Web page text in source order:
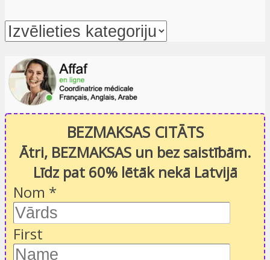
BEZMAKSAS CITĀTS
Ātri, BEZMAKSAS un bez saistībām.
Līdz pat 60% lētāk nekā Latvijā
Nom *
First